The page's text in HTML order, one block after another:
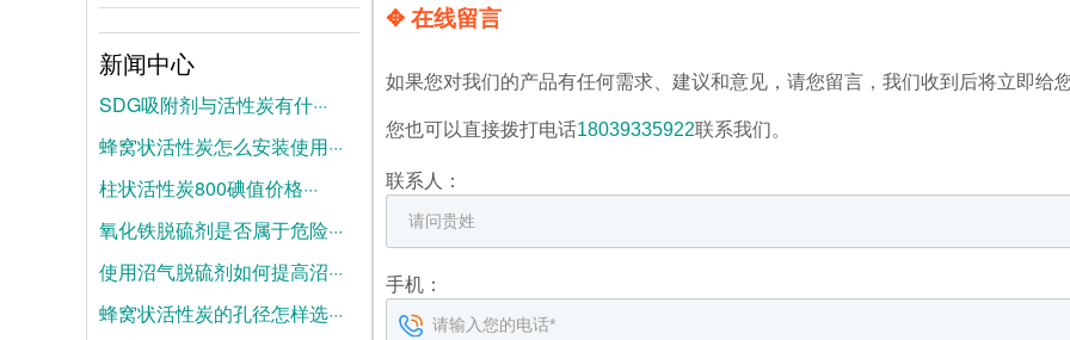
✥ 在线留言
如果您对我们的产品有任何需求、建议和意见，请您留言，我们收到后将立即给
您也可以直接拨打电话18039335922联系我们。
联系人：
手机：
新闻中心
SDG吸附剂与活性炭有什···
2026-08-04
蜂窝状活性炭怎么安装使用···
2026-07-28
柱状活性炭800碘值价格···
2026-07-21
氧化铁脱硫剂是否属于危险···
2025-06-19
使用沼气脱硫剂如何提高沼···
2025-06-12
蜂窝状活性炭的孔径怎样选···